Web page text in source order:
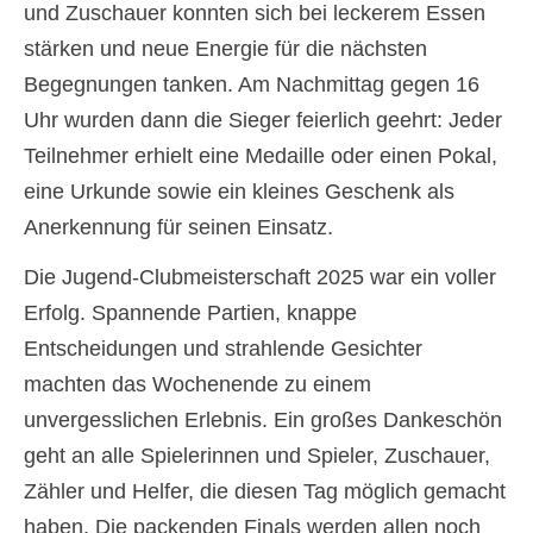
und Zuschauer konnten sich bei leckerem Essen
stärken und neue Energie für die nächsten
Begegnungen tanken. Am Nachmittag gegen 16
Uhr wurden dann die Sieger feierlich geehrt: Jeder
Teilnehmer erhielt eine Medaille oder einen Pokal,
eine Urkunde sowie ein kleines Geschenk als
Anerkennung für seinen Einsatz.
Die Jugend-Clubmeisterschaft 2025 war ein voller
Erfolg. Spannende Partien, knappe
Entscheidungen und strahlende Gesichter
machten das Wochenende zu einem
unvergesslichen Erlebnis. Ein großes Dankeschön
geht an alle Spielerinnen und Spieler, Zuschauer,
Zähler und Helfer, die diesen Tag möglich gemacht
haben. Die packenden Finals werden allen noch